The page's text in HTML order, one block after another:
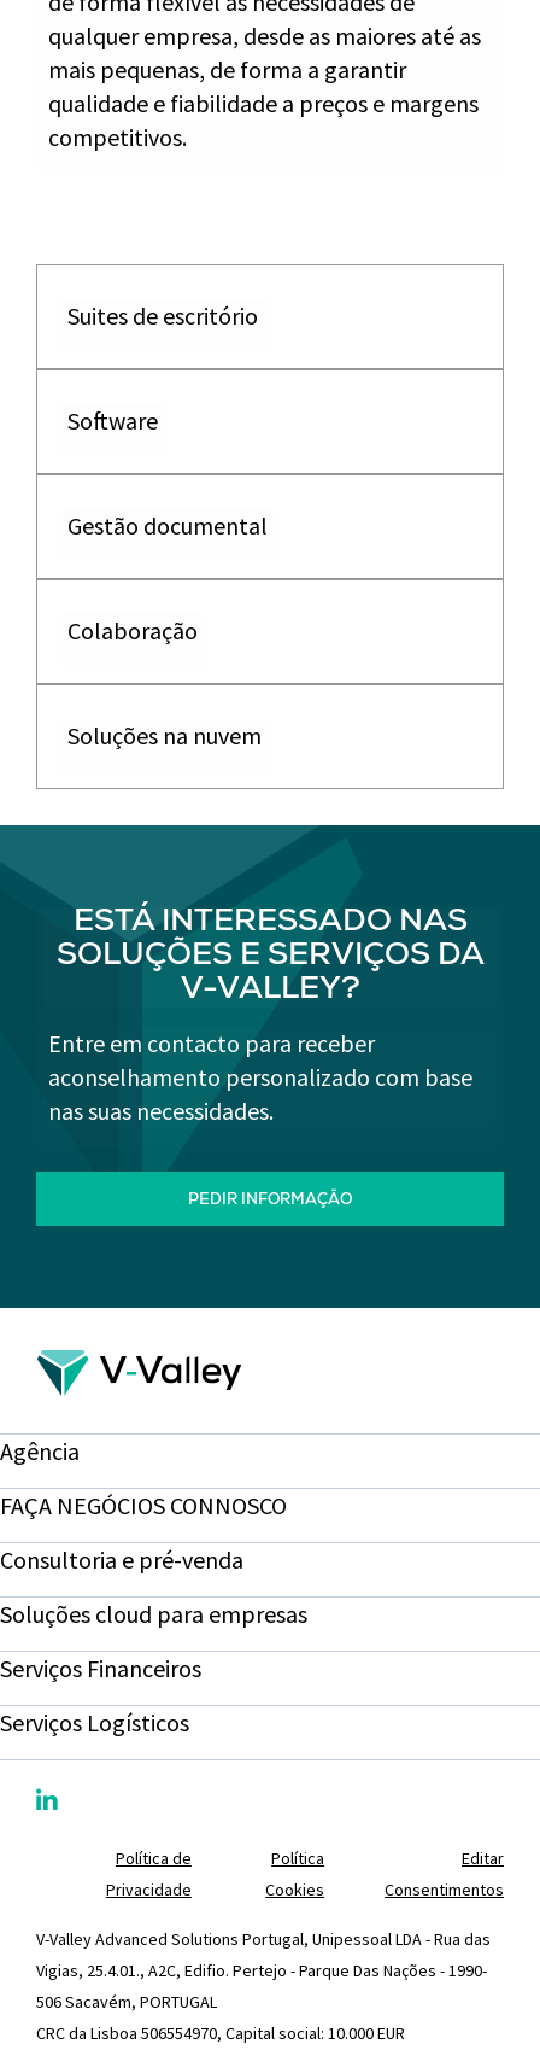
qualquer empresa, desde as maiores até as
mais pequenas, de forma a garantir
qualidade e fiabilidade a preços e margens
competitivos.
Suites de escritório
Software
Gestão documental
Colaboração
Soluções na nuvem
ESTÁ INTERESSADO NAS
SOLUÇÕES E SERVIÇOS DA
V-VALLEY?
Entre em contacto para receber
aconselhamento personalizado com base
nas suas necessidades.
PEDIR INFORMAÇÃO
Agência
FAÇA NEGÓCIOS CONNOSCO
Consultoria e pré-venda
Soluções cloud para empresas
Serviços Financeiros
Serviços Logísticos
V-Valley Advanced Solutions Portugal, Unipessoal LDA - Rua das
Vigias, 25.4.01., A2C, Edifio. Pertejo - Parque Das Nações - 1990-
506 Sacavém, PORTUGAL
CRC da Lisboa 506554970, Capital social: 10.000 EUR
Política de
Privacidade
Política
Cookies
Editar
Consentimentos